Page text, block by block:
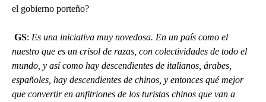
el gobierno porteño?
GS: Es una iniciativa muy novedosa. En un país como el
nuestro que es un crisol de razas, con colectividades de todo el
mundo, y así como hay descendientes de italianos, árabes,
españoles, hay descendientes de chinos, y entonces qué mejor
que convertir en anfitriones de los turistas chinos que van a